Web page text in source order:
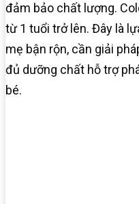
đảm bảo chất lượng.
từ 1 tuổi trở lên. Đây là
mẹ bận rộn, cần giải
đủ dưỡng chất hỗ trợ
bé.